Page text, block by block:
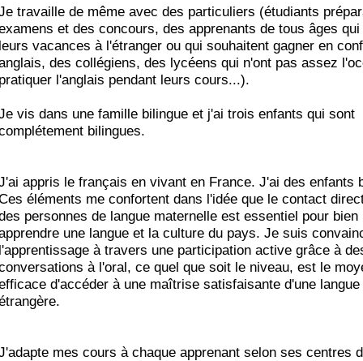
travaille de même avec des particuliers (étudiants
et des concours, des apprenants de tous âges
vacances à l'étranger ou qui souhaitent gagner en
des collégiens, des lycéens qui n'ont pas assez
l'anglais pendant leurs cours...).
vis dans une famille bilingue et j'ai trois enfants qui sont
bilingues.
appris le français en vivant en France. J'ai des enfants
éléments me confortent dans l'idée que le contact
personnes de langue maternelle est essentiel pour bien
une langue et la culture du pays. Je suis
à travers une participation active grâce à
à l'oral, ce quel que soit le niveau, est le
d'accéder à une maîtrise satisfaisante d'une langue
mes cours à chaque apprenant selon ses centres